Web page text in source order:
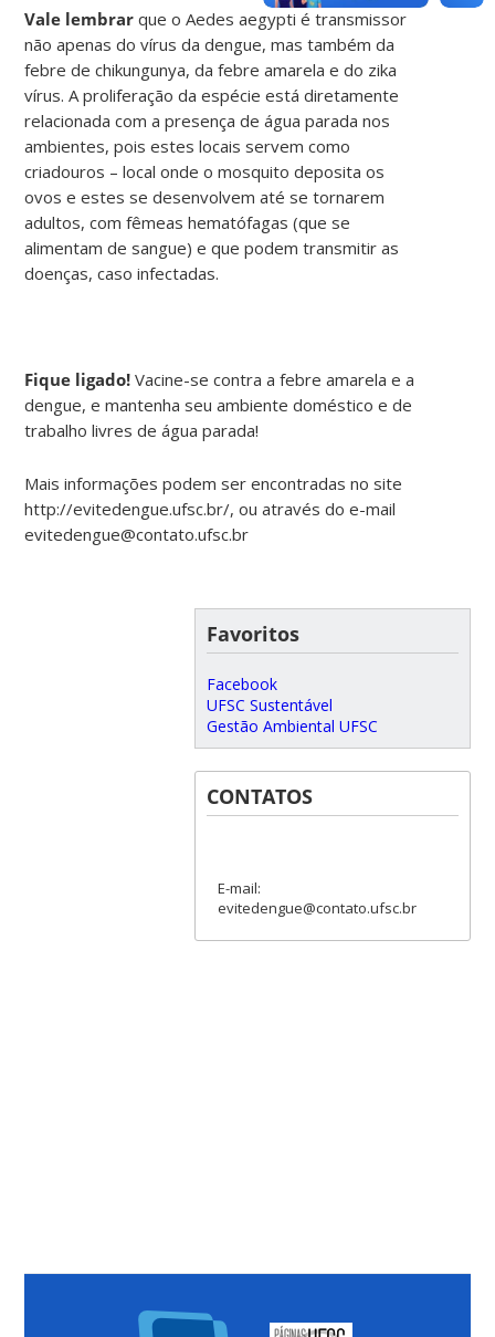
Vale lembrar que o Aedes aegypti é transmissor
não apenas do vírus da dengue, mas também da
febre de chikungunya, da febre amarela e do zika
vírus. A proliferação da espécie está diretamente
relacionada com a presença de água parada nos
ambientes, pois estes locais servem como
criadouros – local onde o mosquito deposita os
ovos e estes se desenvolvem até se tornarem
adultos, com fêmeas hematófagas (que se
alimentam de sangue) e que podem transmitir as
doenças, caso infectadas.
Fique ligado! Vacine-se contra a febre amarela e a
dengue, e mantenha seu ambiente doméstico e de
trabalho livres de água parada!
Mais informações podem ser encontradas no site
http://evitedengue.ufsc.br/, ou através do e-mail
evitedengue@contato.ufsc.br
Favoritos
Facebook
UFSC Sustentável
Gestão Ambiental UFSC
CONTATOS
E-mail:
evitedengue@contato.ufsc.br